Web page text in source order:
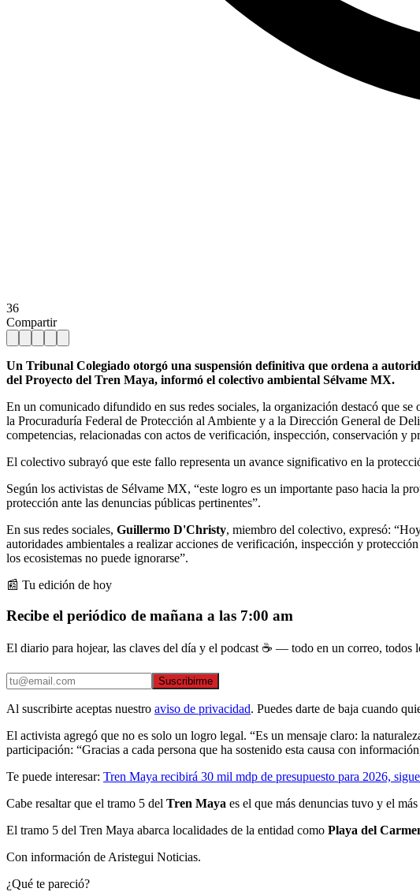
36
Compartir
Un Tribunal Colegiado otorgó una suspensión definitiva que ordena a
del Proyecto del Tren Maya, informó el colectivo ambiental Sélvame MX.
En un comunicado difundido en sus redes sociales, la organización destacó que
la Procuraduría Federal de Protección al Ambiente y a la Dirección General de
competencias, relacionadas con actos de verificación, inspección, conservación y
El colectivo subrayó que este fallo representa un avance significativo en la
Según los activistas de Sélvame MX, “este logro es un importante paso hacia la
protección ante las denuncias públicas pertinentes”.
En sus redes sociales, Guillermo D'Christy, miembro del colectivo, expresó:
autoridades ambientales a realizar acciones de verificación, inspección y
los ecosistemas no puede ignorarse”.
📰 Tu edición de hoy
Recibe el periódico de mañana a las 7:00 am
El diario para hojear, las claves del día y el podcast ☕ — todo en un correo, todos
Suscribirme
Al suscribirte aceptas nuestro aviso de privacidad. Puedes darte de baja cuando
El activista agregó que no es solo un logro legal. “Es un mensaje claro: la
participación: “Gracias a cada persona que ha sostenido esta causa con
Te puede interesar: Tren Maya recibirá 30 mil mdp de presupuesto para 2026,
Cabe resaltar que el tramo 5 del Tren Maya es el que más denuncias tuvo y el
El tramo 5 del Tren Maya abarca localidades de la entidad como Playa del
Con información de Aristegui Noticias.
¿Qué te pareció?